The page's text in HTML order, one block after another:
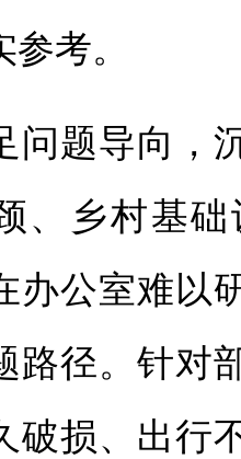
考。
题导向，沉
、乡村基
办公室难以
路径。针对
破损、出行